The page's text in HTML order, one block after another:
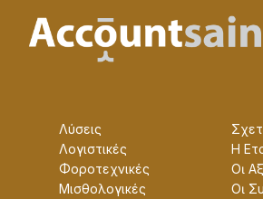
Λύσεις
Λογιστικές
Φοροτεχνικές
Μισθολογικές
Η
Οɩ
Οɩ